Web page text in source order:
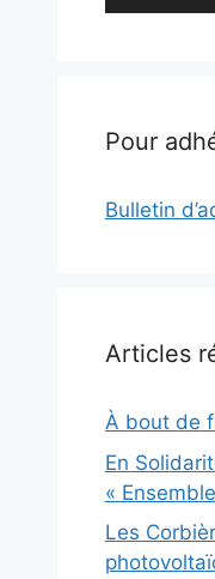
Pour
Bulletin
Articles
À bout de
En
«
Les